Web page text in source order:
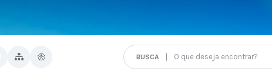
O que deseja encontrar?